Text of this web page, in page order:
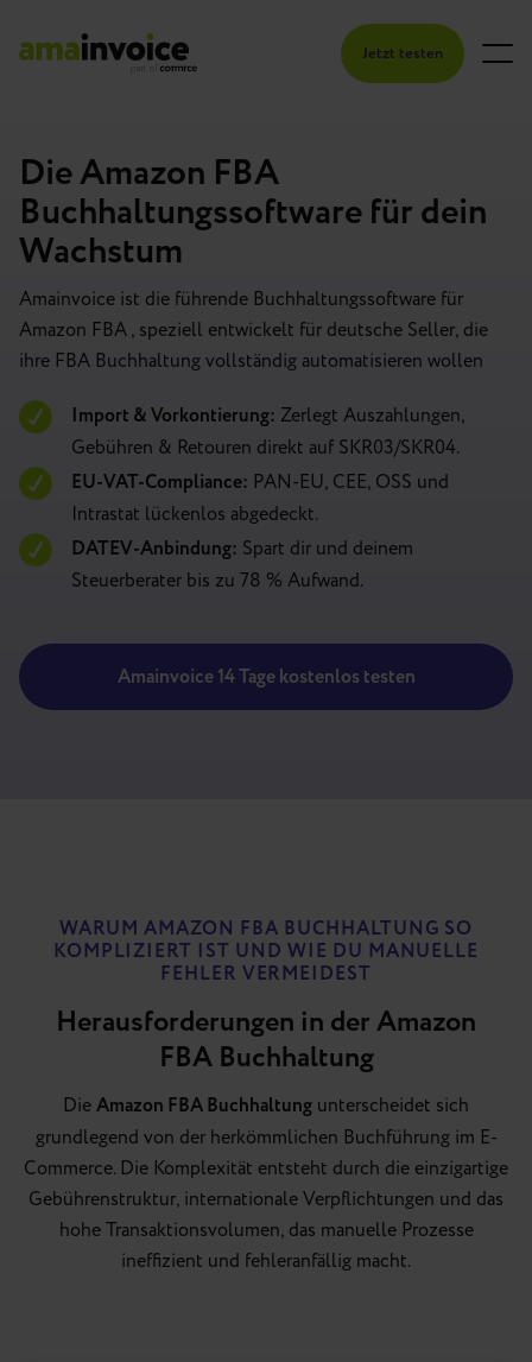
Jetzt testen
Die Amazon FBA
Buchhaltungssoftware für dein
Wachstum
Amainvoice ist die führende Buchhaltungssoftware für
Amazon FBA , speziell entwickelt für deutsche Seller, die
ihre FBA Buchhaltung vollständig automatisieren wollen
Import & Vorkontierung: Zerlegt Auszahlungen,
Gebühren & Retouren direkt auf SKR03/SKR04.
EU-VAT-Compliance: PAN-EU, CEE, OSS und
Intrastat lückenlos abgedeckt.
DATEV-Anbindung: Spart dir und deinem
Steuerberater bis zu 78 % Aufwand.
Amainvoice 14 Tage kostenlos testen
WARUM AMAZON FBA BUCHHALTUNG SO
KOMPLIZIERT IST UND WIE DU MANUELLE
FEHLER VERMEIDEST
Herausforderungen in der Amazon
FBA Buchhaltung
DieAmazon FBA Buchhaltung unterscheidet sich
grundlegend von der herkömmlichen Buchführung im E-
Commerce. Die Komplexität entsteht durch die einzigartige
Gebührenstruktur, internationale Verpflichtungen und das
hohe Transaktionsvolumen, das manuelle Prozesse
ineffizient und fehleranfällig macht.